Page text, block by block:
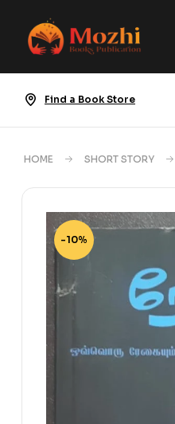
Find a Book Store
HOME SHORT STORY
-10%